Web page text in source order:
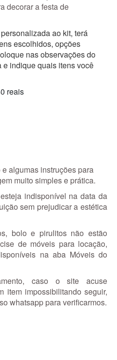
decorar a festa de
ao kit, terá
escolhidos, opções
nas observações do
e indique quais itens você
reais
algumas instruções para
muito simples e prática.
indisponível na data da
sem prejudicar a estética
bolo e pirulitos não estão
de móveis para locação,
na aba Móveis do
caso o site acuse
item impossibilitando seguir,
whatsapp para verificarmos.